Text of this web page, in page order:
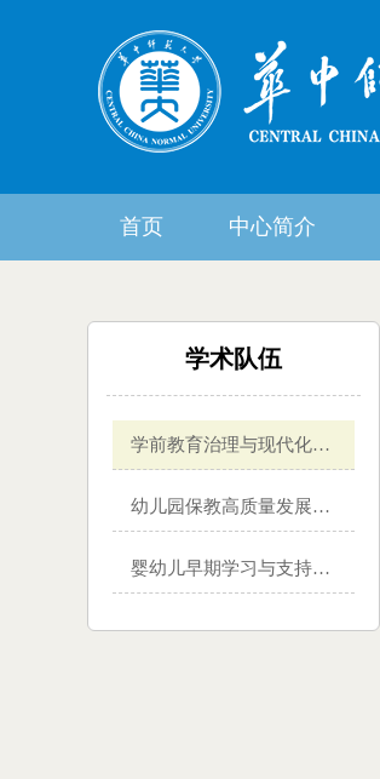
首页 中心简介
学术队伍
学前教育治理与现代化方向
幼儿园保教高质量发展方向
婴幼儿早期学习与支持方向